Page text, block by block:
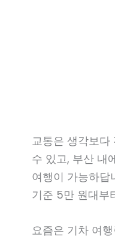
교통은 생각보다
수 있고, 부산 내
여행이 가능하답
기준 5만 원대부
요즘은 기차 여